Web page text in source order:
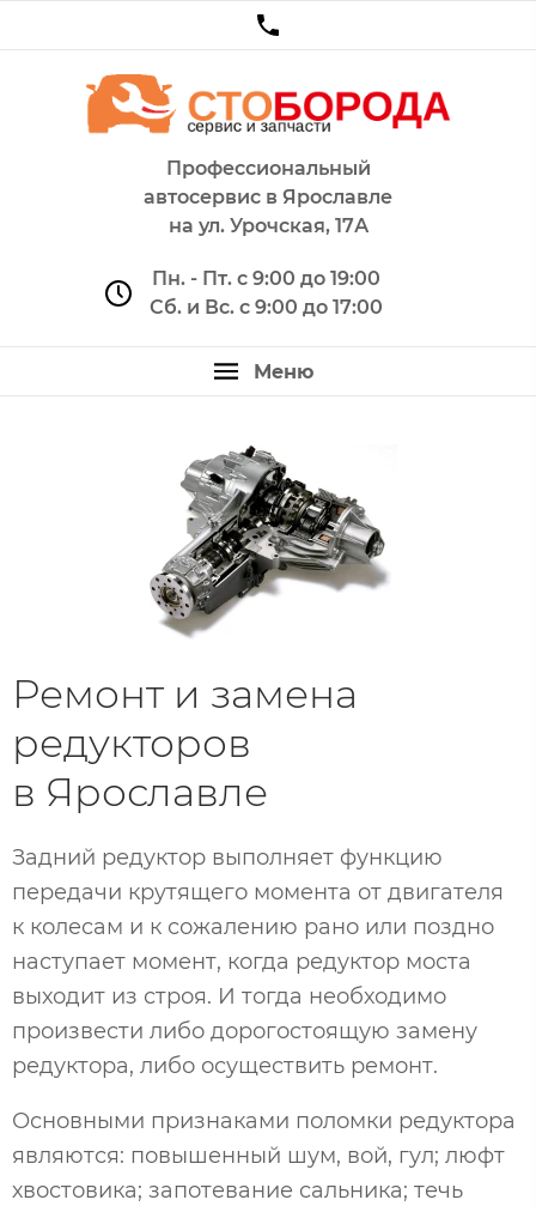
Профессиональный
автосервис в Ярославле
на ул. Урочская, 17А
Пн. - Пт. с 9:00 до 19:00
Сб. и Вс. с 9:00 до 17:00
Ремонт и замена
редукторов
в Ярославле
Задний редуктор выполняет функцию
передачи крутящего момента от двигателя
к колесам и к сожалению рано или поздно
наступает момент, когда редуктор моста
выходит из строя. И тогда необходимо
произвести либо дорогостоящую замену
редуктора, либо осуществить ремонт.
Основными признаками поломки редуктора
являются: повышенный шум, вой, гул; люфт
хвостовика; запотевание сальника; течь